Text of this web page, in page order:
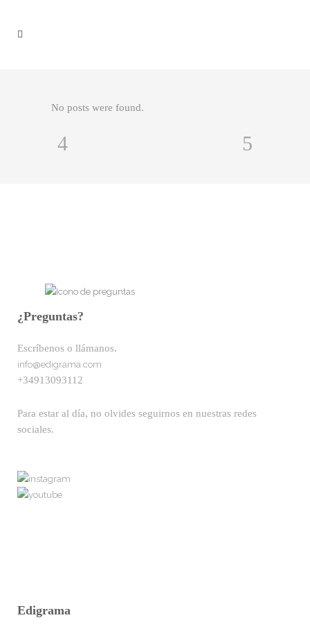
No posts were found.
¿Preguntas?
Escríbenos o llámanos.
info@edigrama.com
+34913093112
Para estar al día, no olvides seguirnos en nuestras redes
sociales.
Edigrama